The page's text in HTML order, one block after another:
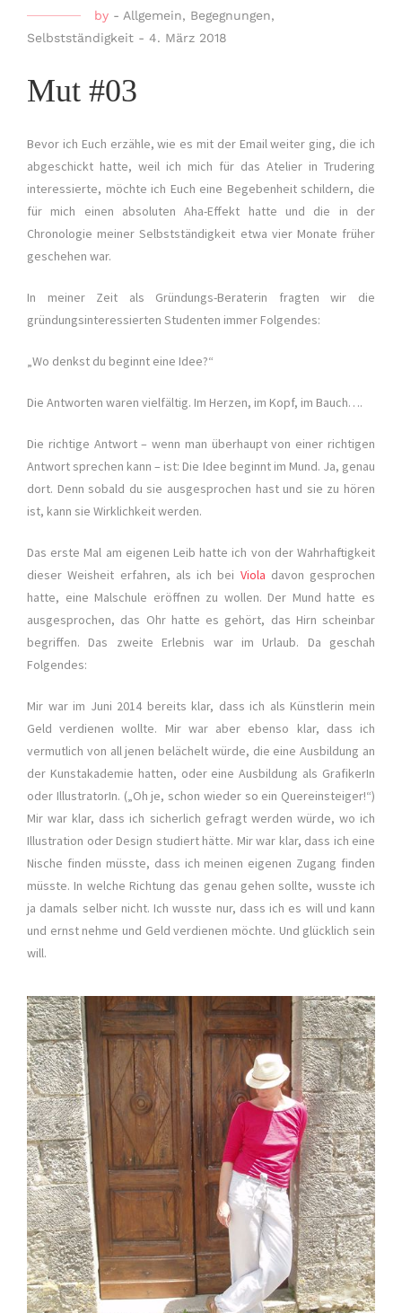
by - Allgemein, Begegnungen,
Selbstständigkeit - 4. März 2018
Mut #03
Bevor ich Euch erzähle, wie es mit der Email weiter ging, die ich
abgeschickt hatte, weil ich mich für das Atelier in Trudering
interessierte, möchte ich Euch eine Begebenheit schildern, die
für mich einen absoluten Aha-Effekt hatte und die in der
Chronologie meiner Selbstständigkeit etwa vier Monate früher
geschehen war.
In meiner Zeit als Gründungs-Beraterin fragten wir die
gründungsinteressierten Studenten immer Folgendes:
„Wo denkst du beginnt eine Idee?“
Die Antworten waren vielfältig. Im Herzen, im Kopf, im Bauch….
Die richtige Antwort – wenn man überhaupt von einer richtigen
Antwort sprechen kann – ist: Die Idee beginnt im Mund. Ja, genau
dort. Denn sobald du sie ausgesprochen hast und sie zu hören
ist, kann sie Wirklichkeit werden.
Das erste Mal am eigenen Leib hatte ich von der Wahrhaftigkeit
dieser Weisheit erfahren, als ich bei Viola davon gesprochen
hatte, eine Malschule eröffnen zu wollen. Der Mund hatte es
ausgesprochen, das Ohr hatte es gehört, das Hirn scheinbar
begriffen. Das zweite Erlebnis war im Urlaub. Da geschah
Folgendes:
Mir war im Juni 2014 bereits klar, dass ich als Künstlerin mein
Geld verdienen wollte. Mir war aber ebenso klar, dass ich
vermutlich von all jenen belächelt würde, die eine Ausbildung an
der Kunstakademie hatten, oder eine Ausbildung als GrafikerIn
oder IllustratorIn. („Oh je, schon wieder so ein Quereinsteiger!“)
Mir war klar, dass ich sicherlich gefragt werden würde, wo ich
Illustration oder Design studiert hätte. Mir war klar, dass ich eine
Nische finden müsste, dass ich meinen eigenen Zugang finden
müsste. In welche Richtung das genau gehen sollte, wusste ich
ja damals selber nicht. Ich wusste nur, dass ich es will und kann
und ernst nehme und Geld verdienen möchte. Und glücklich sein
will.